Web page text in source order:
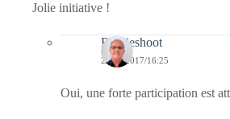
Jolie initiative !
Bernieshoot
23/05/2017/16:25
Oui, une forte participation est